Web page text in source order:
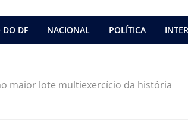
DO DF NACIONAL POLÍTICA
maior lote multiexercício da história